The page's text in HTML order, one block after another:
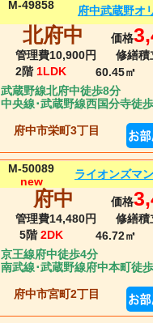
M-49858 府中武蔵野オ
北府中 価格
管理費10,900円
修繕積
2階 1LDK 60.45㎡
武蔵野線北府中徒歩8分
中央線･武蔵野線西国分寺徒
府中市栄町3丁目
M-50089
new
ライオンズマ
府中 価格
管理費14,480円
修繕積
5階 2DK 46.72㎡
京王線府中徒歩4分
南武線･武蔵野線府中本町徒
府中市宮町2丁目